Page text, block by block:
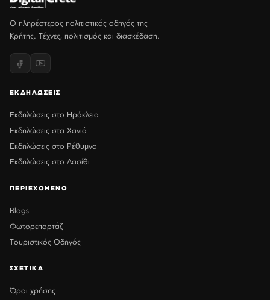
Ο πληρέστερος πολιτιστικός οδηγός της
Κρήτης. Τέχνες, πολιτισμός και διασκέδαση.
ΕΚΔΗΛΩΣΕΙΣ
Εκδηλώσεις στο Ηράκλειο
Εκδηλώσεις στα Χανιά
Εκδηλώσεις στο Ρέθυμνο
Εκδηλώσεις στο Λασίθι
ΠΕΡΙΕΧΟΜΕΝΟ
Blogs
Φωτορεπορτάζ
Τουριστικός Οδηγός
ΣΧΕΤΙΚΑ
Όροι χρήσης